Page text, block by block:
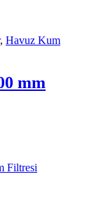
, Havuz Kum
mm
Filtresi